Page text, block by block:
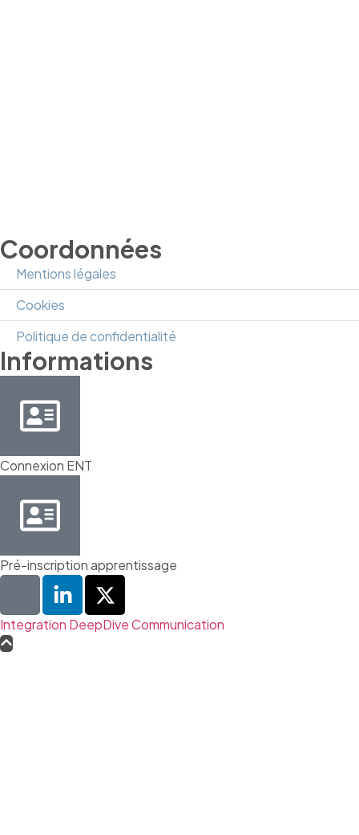
Coordonnées
Mentions légales
Cookies
Politique de confidentialité
Informations
Connexion ENT
Pré-inscription apprentissage
Integration DeepDive Communication